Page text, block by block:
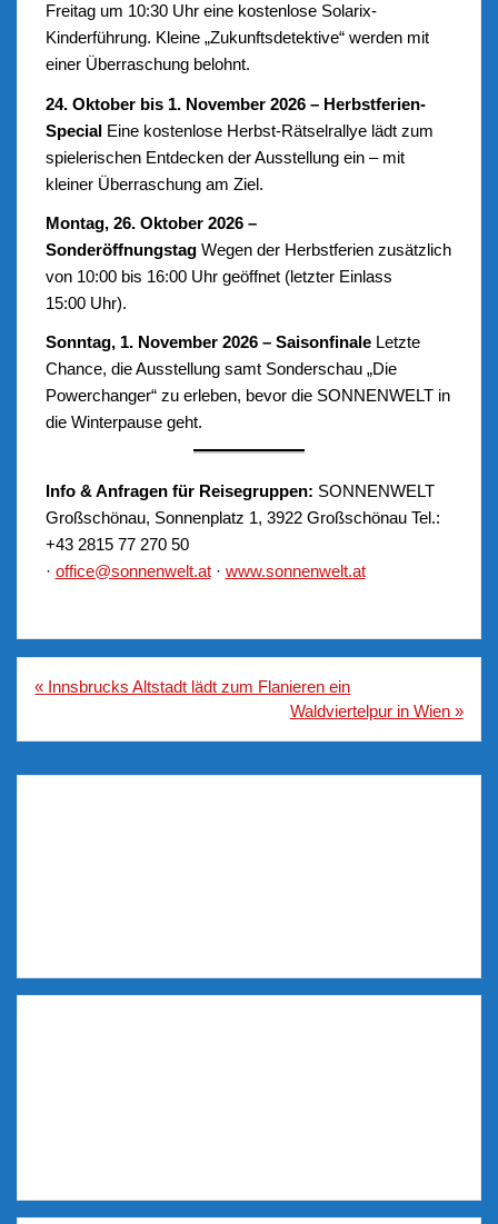
Freitag um 10:30 Uhr eine kostenlose Solarix-
Kinderführung. Kleine „Zukunftsdetektive“ werden mit
einer Überraschung belohnt.
24. Oktober bis 1. November 2026 – Herbstferien-
SpecialEine kostenlose Herbst-Rätselrallye lädt zum
spielerischen Entdecken der Ausstellung ein – mit
kleiner Überraschung am Ziel.
Montag, 26. Oktober 2026 –
SonderöffnungstagWegen der Herbstferien zusätzlich
von 10:00 bis 16:00 Uhr geöffnet (letzter Einlass
15:00 Uhr).
Sonntag, 1. November 2026 – SaisonfinaleLetzte
Chance, die Ausstellung samt Sonderschau „Die
Powerchanger“ zu erleben, bevor die SONNENWELT in
die Winterpause geht.
Info & Anfragen für Reisegruppen: SONNENWELT
Großschönau, Sonnenplatz 1, 3922 Großschönau Tel.:
+43 2815 77 270 50
· office@sonnenwelt.at· www.sonnenwelt.at
Beitragsnavigation
« Innsbrucks Altstadt lädt zum Flanieren ein
Waldviertelpur in Wien »